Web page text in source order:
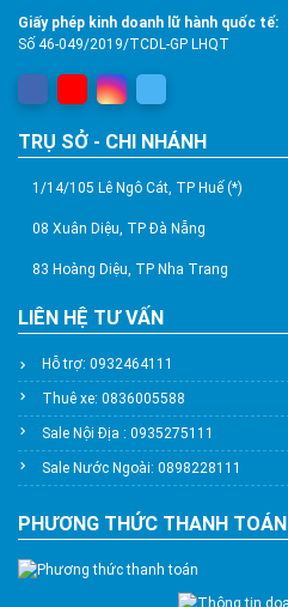
Giấy phép kinh doanh lữ hành quốc tế:
Số 46-049/2019/TCDL-GP LHQT
TRỤ SỞ - CHI NHÁNH
1/14/105 Lê Ngô Cát, TP Huế (*)
08 Xuân Diệu, TP Đà Nẵng
83 Hoàng Diệu, TP Nha Trang
LIÊN HỆ TƯ VẤN
Hỗ trợ: 0932464111
Thuê xe: 0836005588
Sale Nội Địa : 0935275111
Sale Nước Ngoài: 0898228111
PHƯƠNG THỨC THANH TOÁN